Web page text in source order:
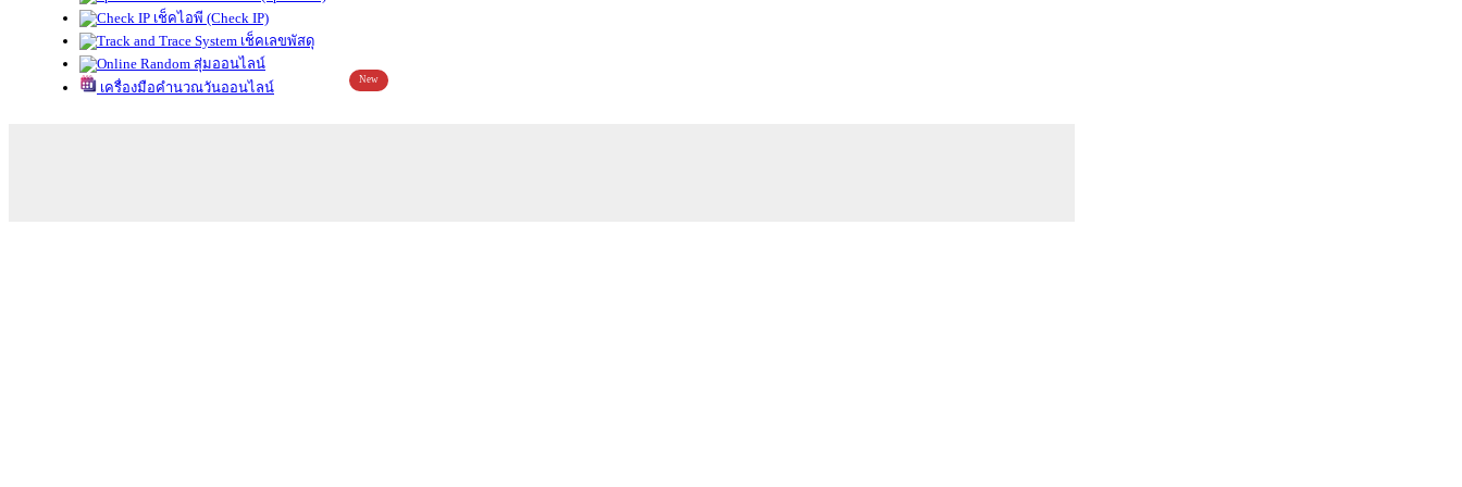
เช็คไอพี (Check IP)
เช็คเลขพัสดุ
สุ่มออนไลน์
เครื่องมือคำนวณวันออนไลน์
New